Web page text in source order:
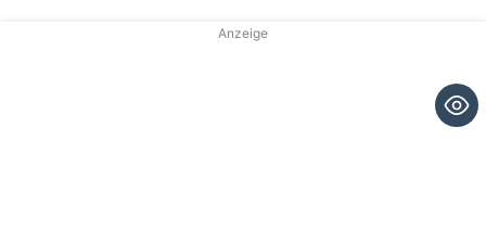
Anzeige